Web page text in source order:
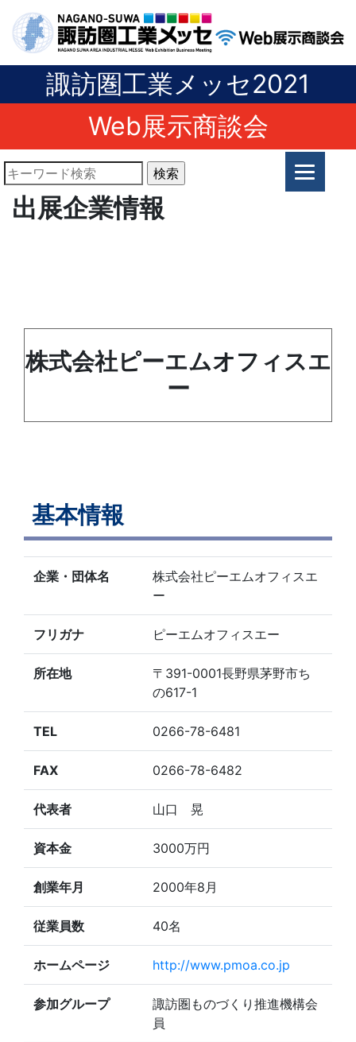
諏訪圏工業メッセ2021
Web展示商談会
出展企業情報
株式会社ピーエムオフィスエ
ー
基本情報
企業・団体名
株式会社ピーエムオフィスエ
ー
フリガナ ピーエムオフィスエー
所在地
〒391-0001長野県茅野市ち
の617-1
TEL 0266-78-6481
FAX 0266-78-6482
代表者 山口 晃
資本金 3000万円
創業年月 2000年8月
従業員数 40名
ホームページ http://www.pmoa.co.jp
参加グループ
諏訪圏ものづくり推進機構会
員